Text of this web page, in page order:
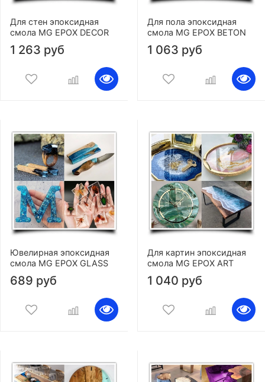
Для стен эпоксидная
смола MG EPOX DECOR
1 263 руб
Для пола эпоксидная
смола MG EPOX BETON
1 063 руб
Ювелирная эпоксидная
смола MG EPOX GLASS
689 руб
Для картин эпоксидная
смола MG EPOX ART
1 040 руб